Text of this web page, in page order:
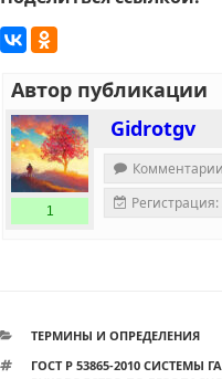
Автор публикации
Gidrotgv
1
РУБРИКИ
ТЕРМИНЫ И ОПРЕДЕЛЕНИЯ
МЕТКИ
ГОСТ Р 53865-2010 СИСТЕМЫ